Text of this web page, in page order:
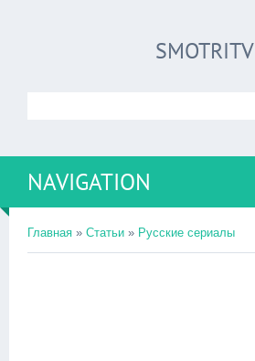
SMOTRITV
NAVIGATION
Главная » Статьи » Русские сериалы